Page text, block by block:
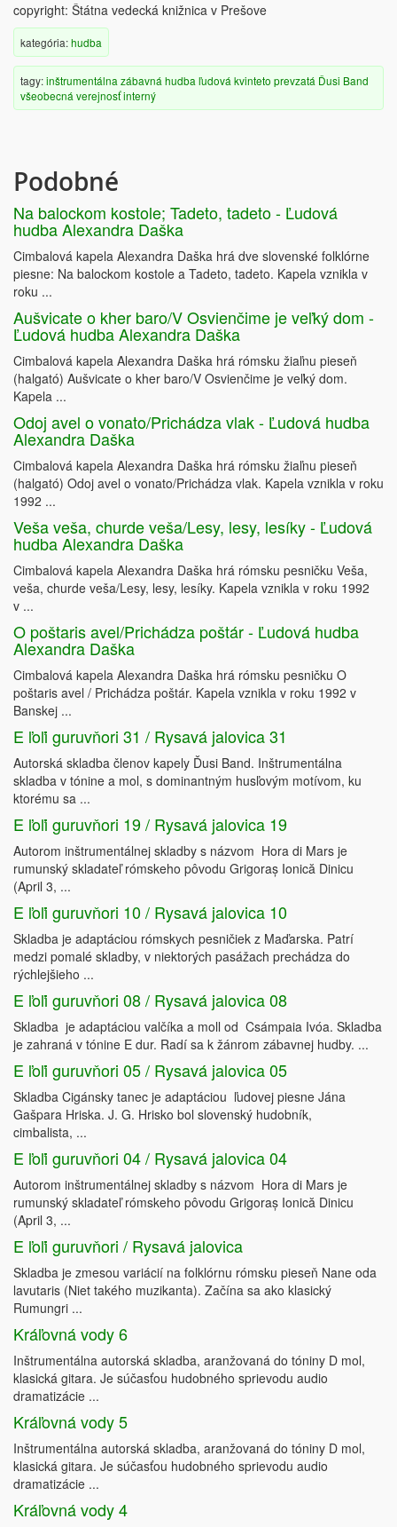
copyright: Štátna vedecká knižnica v Prešove
kategória:hudba
tagy:inštrumentálna zábavná hudba ľudová kvinteto prevzatá Ďusi Band
všeobecná verejnosťinterný
Podobné
Na balockom kostole; Tadeto, tadeto - Ľudová
hudba Alexandra Daška
Cimbalová kapela Alexandra Daška hrá dve slovenské folklórne
piesne: Na balockom kostole a Tadeto, tadeto. Kapela vznikla v
roku ...
Aušvicate o kher baro/V Osvienčime je veľký dom -
Ľudová hudba Alexandra Daška
Cimbalová kapela Alexandra Daška hrá rómsku žiaľnu pieseň
(halgató) Aušvicate o kher baro/V Osvienčime je veľký dom.
Kapela ...
Odoj avel o vonato/Prichádza vlak - Ľudová hudba
Alexandra Daška
Cimbalová kapela Alexandra Daška hrá rómsku žiaľnu pieseň
(halgató) Odoj avel o vonato/Prichádza vlak. Kapela vznikla v roku
1992 ...
Veša veša, churde veša/Lesy, lesy, lesíky - Ľudová
hudba Alexandra Daška
Cimbalová kapela Alexandra Daška hrá rómsku pesničku Veša,
veša, churde veša/Lesy, lesy, lesíky. Kapela vznikla v roku 1992
v ...
O poštaris avel/Prichádza poštár - Ľudová hudba
Alexandra Daška
Cimbalová kapela Alexandra Daška hrá rómsku pesničku O
poštaris avel / Prichádza poštár. Kapela vznikla v roku 1992 v
Banskej ...
E ľoľi guruvňori 31 / Rysavá jalovica 31
Autorská skladba členov kapely Ďusi Band. Inštrumentálna
skladba v tónine a mol, s dominantným husľovým motívom, ku
ktorému sa ...
E ľoľi guruvňori 19 / Rysavá jalovica 19
Autorom inštrumentálnej skladby s názvom Hora di Mars je
rumunský skladateľ rómskeho pôvodu Grigoraș Ionică Dinicu
(April 3, ...
E ľoľi guruvňori 10 / Rysavá jalovica 10
Skladba je adaptáciou rómskych pesničiek z Maďarska. Patrí
medzi pomalé skladby, v niektorých pasážach prechádza do
rýchlejšieho ...
E ľoľi guruvňori 08 / Rysavá jalovica 08
Skladba je adaptáciou valčíka a moll od Csámpaia Ivóa. Skladba
je zahraná v tónine E dur. Radí sa k žánrom zábavnej hudby. ...
E ľoľi guruvňori 05 / Rysavá jalovica 05
Skladba Cigánsky tanec je adaptáciou ľudovej piesne Jána
Gašpara Hriska. J. G. Hrisko bol slovenský hudobník,
cimbalista, ...
E ľoľi guruvňori 04 / Rysavá jalovica 04
Autorom inštrumentálnej skladby s názvom Hora di Mars je
rumunský skladateľ rómskeho pôvodu Grigoraș Ionică Dinicu
(April 3, ...
E ľoľi guruvňori / Rysavá jalovica
Skladba je zmesou variácií na folklórnu rómsku pieseň Nane oda
lavutaris (Niet takého muzikanta). Začína sa ako klasický
Rumungri ...
Kráľovná vody 6
Inštrumentálna autorská skladba, aranžovaná do tóniny D mol,
klasická gitara. Je súčasťou hudobného sprievodu audio
dramatizácie ...
Kráľovná vody 5
Inštrumentálna autorská skladba, aranžovaná do tóniny D mol,
klasická gitara. Je súčasťou hudobného sprievodu audio
dramatizácie ...
Kráľovná vody 4